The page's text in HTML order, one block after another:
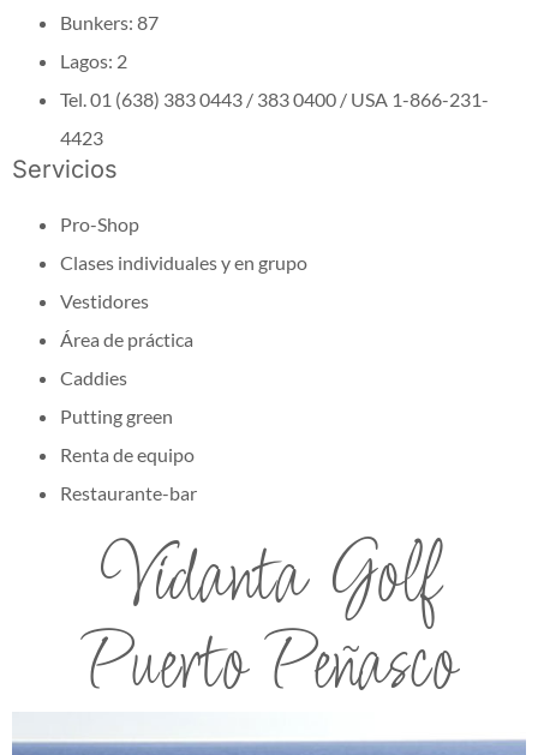
Bunkers: 87
Lagos: 2
Tel. 01 (638) 383 0443 / 383 0400 / USA 1-866-231-
4423
Servicios
Pro-Shop
Clases individuales y en grupo
Vestidores
Área de práctica
Caddies
Putting green
Renta de equipo
Restaurante-bar
Vidanta Golf
Puerto Peñasco